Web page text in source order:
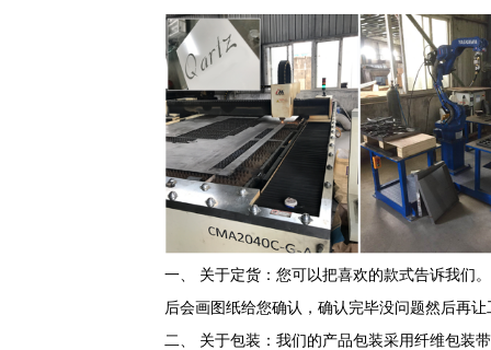
一、
关于定货：您可以把喜欢的款式告诉我们
后会画图纸给您确认，确认完毕没问题然后再
二、
关于包装：我们的产品包装采用纤维包装